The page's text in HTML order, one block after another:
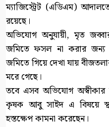
ম্যাজিস্ট্রেট (এডিএম)
রয়েছে।
অভিযোগ অনুযায়ী, মৃত
জমিতে ফসল না করার জন্য
জমিতে গিয়ে দেখা যায়
মরে গেছে।
তবে এসব অভিযোগ অস্বীকার
কৃষক আবু সাইদ এ বিষয়ে
হস্তক্ষেপ কামনা করেছেন।